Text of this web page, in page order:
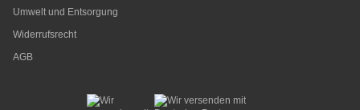
Umwelt und Entsorgung
Widerrufsrecht
AGB